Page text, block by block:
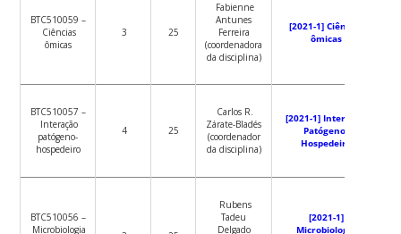
BTC510059 –
Ciências
ômicas
3 25
Fabienne
Antunes
Ferreira
(coordenadora
da disciplina)
[2021-1] Ciências
ômicas
BTC510057 –
Interação
patógeno-
hospedeiro
4 25
Carlos R.
Zárate-Bladés
(coordenador
da disciplina)
[2021-1] Interação
Patógeno-
Hospedeiro
BTC510056 –
Microbiologia
Rubens
Tadeu
Delgado
[2021-1]
Microbiologia